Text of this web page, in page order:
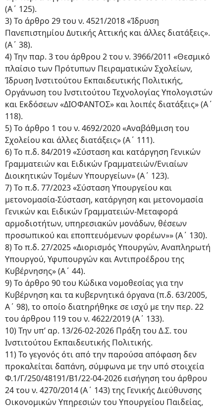
(Α΄ 125).
3) Το άρθρο 29 του ν. 4521/2018 «Ίδρυση
Πανεπιστημίου Δυτικής Αττικής και άλλες διατάξεις».
(Α΄ 38).
4) Την παρ. 3 του άρθρου 2 του ν. 3966/2011 «Θεσμικό
πλαίσιο των Πρότυπων Πειραματικών Σχολείων,
Ίδρυση Ινστιτούτου Εκπαιδευτικής Πολιτικής,
Οργάνωση του Ινστιτούτου Τεχνολογίας Υπολογιστών
και Εκδόσεων «ΔΙΟΦΑΝΤΟΣ» και λοιπές διατάξεις» (Α΄
118).
5) Το άρθρο 1 του ν. 4692/2020 «Αναβάθμιση του
Σχολείου και άλλες διατάξεις» (Α΄ 111).
6) Το π.δ. 84/2019 «Σύσταση και κατάργηση Γενικών
Γραμματειών και Ειδικών Γραμματειών/Ενιαίων
Διοικητικών Τομέων Υπουργείων» (Α΄ 123).
7) Το π.δ. 77/2023 «Σύσταση Υπουργείου και
μετονομασία-Σύσταση, κατάργηση και μετονομασία
Γενικών και Ειδικών Γραμματειών-Μεταφορά
αρμοδιοτήτων, υπηρεσιακών μονάδων, θέσεων
προσωπικού και εποπτευόμενων φορέων»» (Α΄ 130).
8) Το π.δ. 27/2025 «Διορισμός Υπουργών, Αναπληρωτή
Υπουργού, Υφυπουργών και Αντιπροέδρου της
Κυβέρνησης» (Α΄ 44).
9) Το άρθρο 90 του Κώδικα νομοθεσίας για την
Κυβέρνηση και τα κυβερνητικά όργανα (π.δ. 63/2005,
Α΄ 98), το οποίο διατηρήθηκε σε ισχύ με την περ. 22
του άρθρου 119 του ν. 4622/2019 (Α΄ 133).
10) Την υπ’ αρ. 13/26-02-2026 Πράξη του Δ.Σ. του
Ινστιτούτου Εκπαιδευτικής Πολιτικής.
11) Το γεγονός ότι από την παρούσα απόφαση δεν
προκαλείται δαπάνη, σύμφωνα με την υπό στοιχεία
Φ.1/Γ/250/48191/Β1/22-04-2026 εισήγηση του άρθρου
24 του ν. 4270/2014 (Α΄ 143) της Γενικής Διεύθυνσης
Οικονομικών Υπηρεσιών του Υπουργείου Παιδείας,